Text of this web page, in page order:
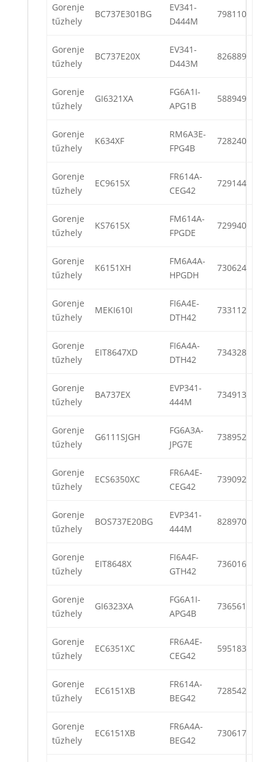
Gorenje
tűzhely
BC737E301BG
EV341-
D444M
798110
Gorenje
tűzhely
BC737E20X
EV341-
D443M
826889
Gorenje
tűzhely
GI6321XA
FG6A1I-
APG1B
588949
Gorenje
tűzhely
K634XF
RM6A3E-
FPG4B
728240
Gorenje
tűzhely
EC9615X
FR614A-
CEG42
729144
Gorenje
tűzhely
KS7615X
FM614A-
FPGDE
729940
Gorenje
tűzhely
K6151XH
FM6A4A-
HPGDH
730624
Gorenje
tűzhely
MEKI610I
FI6A4E-
DTH42
733112
Gorenje
tűzhely
EIT8647XD
FI6A4A-
DTH42
734328
Gorenje
tűzhely
BA737EX
EVP341-
444M
734913
Gorenje
tűzhely
G6111SJGH
FG6A3A-
JPG7E
738952
Gorenje
tűzhely
ECS6350XC
FR6A4E-
CEG42
739092
Gorenje
tűzhely
BOS737E20BG
EVP341-
444M
828970
Gorenje
tűzhely
EIT8648X
FI6A4F-
GTH42
736016
Gorenje
tűzhely
GI6323XA
FG6A1I-
APG4B
736561
Gorenje
tűzhely
EC6351XC
FR6A4E-
CEG42
595183
Gorenje
tűzhely
EC6151XB
FR614A-
BEG42
728542
Gorenje
tűzhely
EC6151XB
FR6A4A-
BEG42
730617